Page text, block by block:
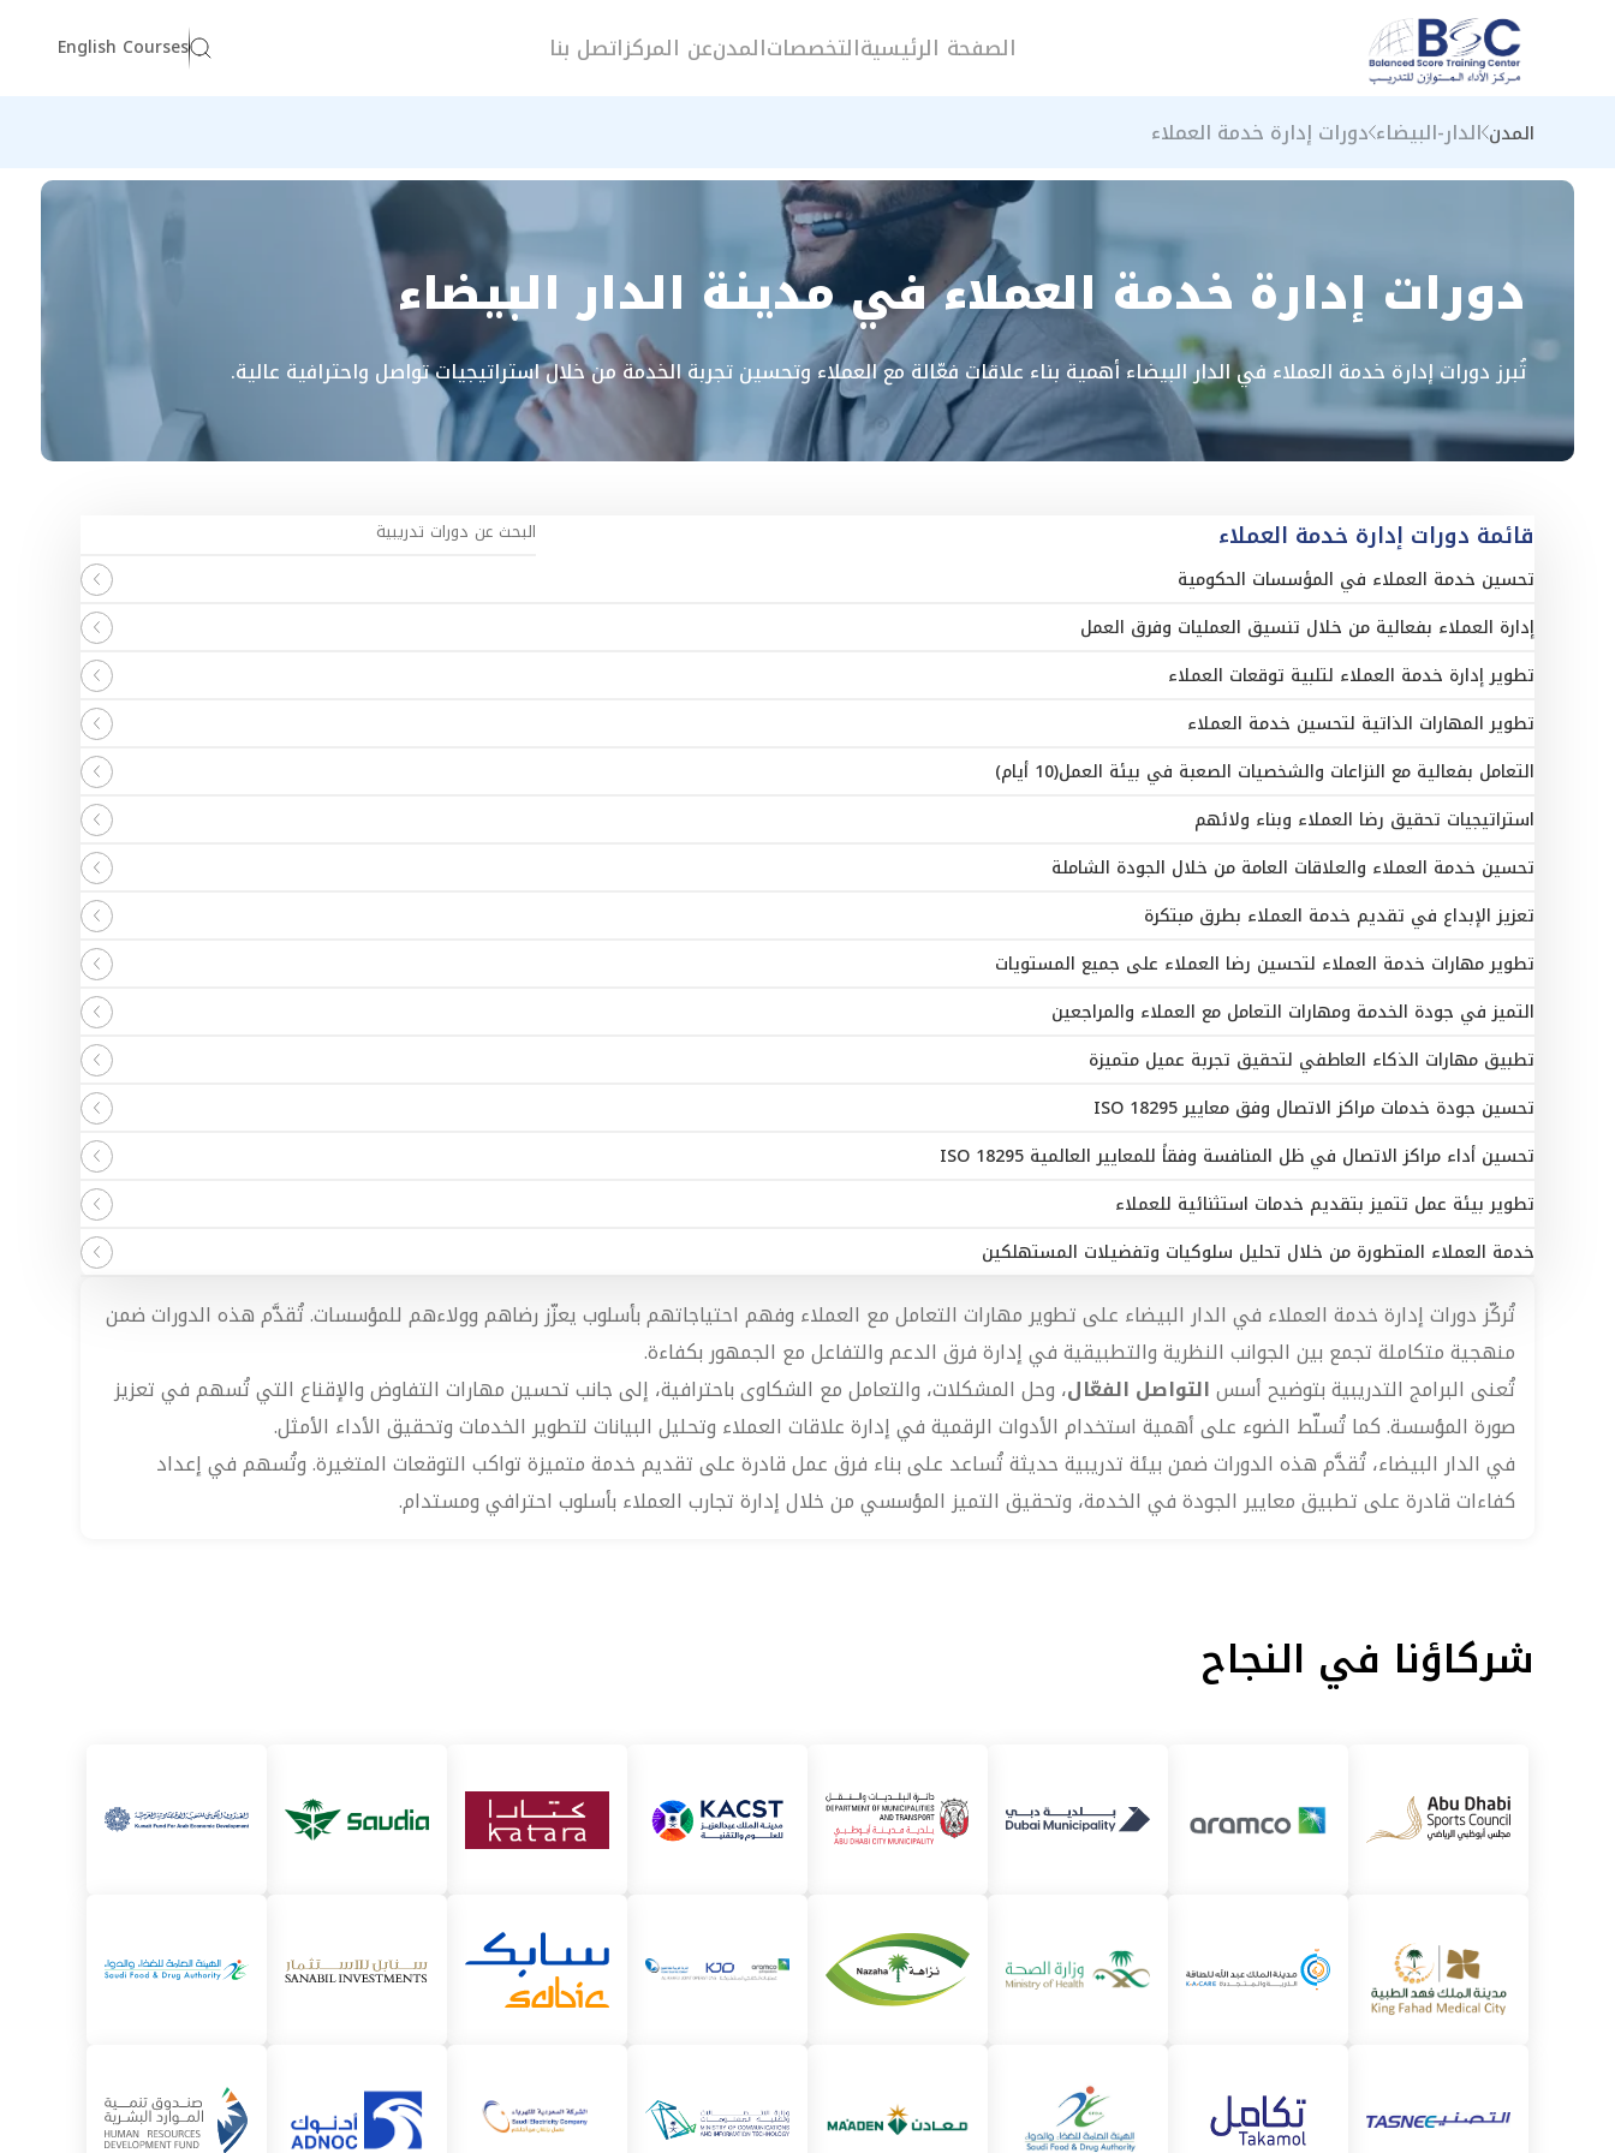
الصفحة الرئيسيةالتخصصاتالمدنعن المركزاتصل بنا English Courses
المدن الدار-البيضاء دورات إدارة خدمة العملاء
دورات إدارة خدمة العملاء في مدينة الدار البيضاء
تُبرز دورات إدارة خدمة العملاء في الدار البيضاء أهمية بناء علاقات فعّالة مع العملاء وتحسين تجربة الخدمة من خلال استراتيجيات تواصل واحترافية عالية.
قائمة دورات إدارة خدمة العملاء
تحسين خدمة العملاء في المؤسسات الحكومية
إدارة العملاء بفعالية من خلال تنسيق العمليات وفرق العمل
تطوير إدارة خدمة العملاء لتلبية توقعات العملاء
تطوير المهارات الذاتية لتحسين خدمة العملاء
التعامل بفعالية مع النزاعات والشخصيات الصعبة في بيئة العمل(10 أيام)
استراتيجيات تحقيق رضا العملاء وبناء ولائهم
تحسين خدمة العملاء والعلاقات العامة من خلال الجودة الشاملة
تعزيز الإبداع في تقديم خدمة العملاء بطرق مبتكرة
تطوير مهارات خدمة العملاء لتحسين رضا العملاء على جميع المستويات
التميز في جودة الخدمة ومهارات التعامل مع العملاء والمراجعين
تطبيق مهارات الذكاء العاطفي لتحقيق تجربة عميل متميزة
تحسين جودة خدمات مراكز الاتصال وفق معايير ISO 18295
تحسين أداء مراكز الاتصال في ظل المنافسة وفقاً للمعايير العالمية ISO 18295
تطوير بيئة عمل تتميز بتقديم خدمات استثنائية للعملاء
خدمة العملاء المتطورة من خلال تحليل سلوكيات وتفضيلات المستهلكين
تُركّز دورات إدارة خدمة العملاء في الدار البيضاء على تطوير مهارات التعامل مع العملاء وفهم احتياجاتهم بأسلوب يعزّز رضاهم وولاءهم للمؤسسات. تُقدَّم هذه الدورات ضمن
منهجية متكاملة تجمع بين الجوانب النظرية والتطبيقية في إدارة فرق الدعم والتفاعل مع الجمهور بكفاءة.
تُعنى البرامج التدريبية بتوضيح أسسالتواصل الفعّال، وحل المشكلات، والتعامل مع الشكاوى باحترافية، إلى جانب تحسين مهارات التفاوض والإقناع التي تُسهم في تعزيز
صورة المؤسسة. كما تُسلّط الضوء على أهمية استخدام الأدوات الرقمية في إدارة علاقات العملاء وتحليل البيانات لتطوير الخدمات وتحقيق الأداء الأمثل.
في الدار البيضاء، تُقدَّم هذه الدورات ضمن بيئة تدريبية حديثة تُساعد على بناء فرق عمل قادرة على تقديم خدمة متميزة تواكب التوقعات المتغيرة. وتُسهم في إعداد
كفاءات قادرة على تطبيق معايير الجودة في الخدمة، وتحقيق التميز المؤسسي من خلال إدارة تجارب العملاء بأسلوب احترافي ومستدام.
شركاؤنا في النجاح